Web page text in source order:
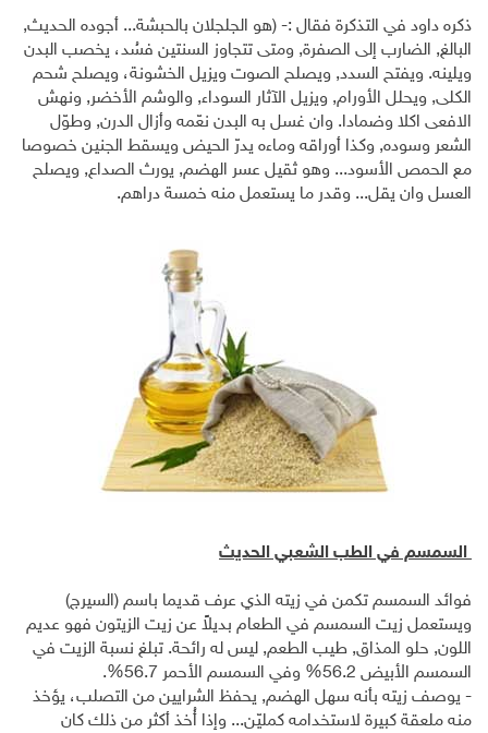
ذكره داود في التذكرة فقال :- (هو الجلجلان بالحبشة... أجوده الحديث,
البالغ, الضارب إلى الصفرة, ومتى تتجاوز السنتين فسُد، يخصب البدن
ويلينه. ويفتح السدد, ويصلح الصوت ويزيل الخشونة، ويصلح شحم
الكلى, ويحلل الأورام, ويزيل الآثار السوداء, والوشم الأخضر, ونهش
الافعى اكلا وضمادا. وان غسل به البدن نعّمه وأزال الدرن, وطوّل
الشعر وسوده, وكذا أوراقه وماءه يدرّ الحيض ويسقط الجنين خصوصا
مع الحمص الأسود... وهو ثقيل عسر الهضم, يورث الصداع, ويصلح
العسل وان يقل... وقدر ما يستعمل منه خمسة دراهم.
السمسم في الطب الشعبي الحديث
فوائد السمسم تكمن في زيته الذي عرف قديما باسم (السيرج)
ويستعمل زيت السمسم في الطعام بديلاً عن زيت الزيتون فهو عديم
اللون, حلو المذاق, طيب الطعم, ليس له رائحة. تبلغ نسبة الزيت في
السمسم الأبيض 56.2% وفي السمسم الأحمر 56.7%.
- يوصف زيته بأنه سهل الهضم, يحفظ الشرايين من التصلب، يؤخذ
منه ملعقة كبيرة لاستخدامه كمليّن... وإذا أُخذ أكثر من ذلك كان